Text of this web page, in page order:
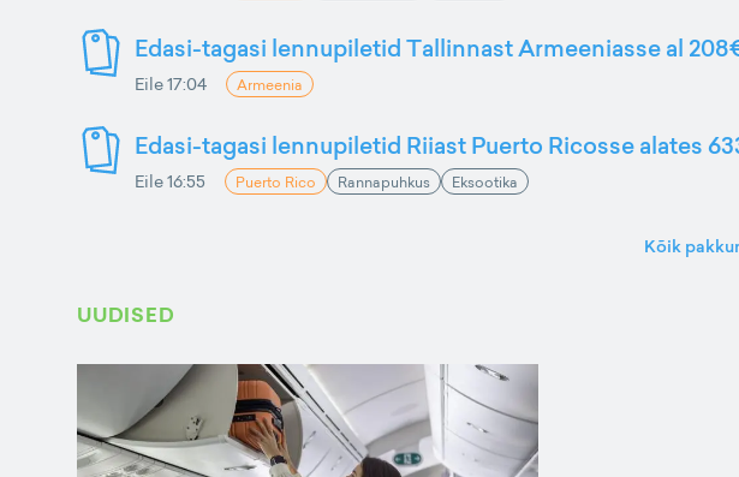
Edasi-tagasi lennupiletid Tallinnast Armeeniasse al
Eile 17:04 Armeenia
Edasi-tagasi lennupiletid Riiast Puerto Ricosse alates
Eile 16:55 Puerto Rico Rannapuhkus Eksootika
Kõik
UUDISED